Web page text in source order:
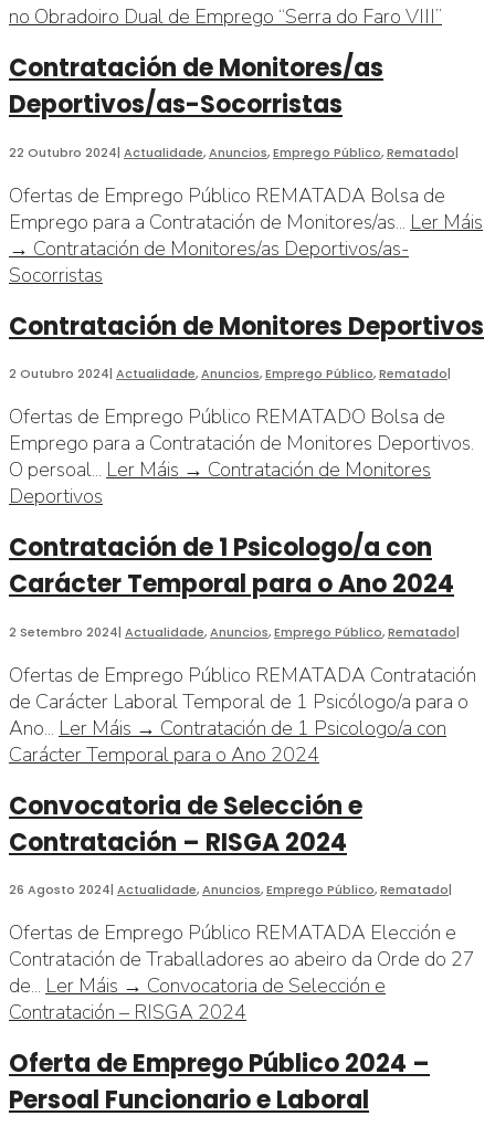
no Obradoiro Dual de Emprego “Serra do Faro VIII”
Contratación de Monitores/as
Deportivos/as-Socorristas
22 Outubro 2024| Actualidade,Anuncios,Emprego Público,Rematado|
Ofertas de Emprego Público REMATADA Bolsa de
Emprego para a Contratación de Monitores/as... Ler Máis
→ Contratación de Monitores/as Deportivos/as-
Socorristas
Contratación de Monitores Deportivos
2 Outubro 2024| Actualidade,Anuncios,Emprego Público,Rematado|
Ofertas de Emprego Público REMATADO Bolsa de
Emprego para a Contratación de Monitores Deportivos.
O persoal... Ler Máis → Contratación de Monitores
Deportivos
Contratación de 1 Psicologo/a con
Carácter Temporal para o Ano 2024
2 Setembro 2024| Actualidade,Anuncios,Emprego Público,Rematado|
Ofertas de Emprego Público REMATADA Contratación
de Carácter Laboral Temporal de 1 Psicólogo/a para o
Ano... Ler Máis → Contratación de 1 Psicologo/a con
Carácter Temporal para o Ano 2024
Convocatoria de Selección e
Contratación – RISGA 2024
26 Agosto 2024| Actualidade,Anuncios,Emprego Público,Rematado|
Ofertas de Emprego Público REMATADA Elección e
Contratación de Traballadores ao abeiro da Orde do 27
de... Ler Máis → Convocatoria de Selección e
Contratación – RISGA 2024
Oferta de Emprego Público 2024 –
Persoal Funcionario e Laboral